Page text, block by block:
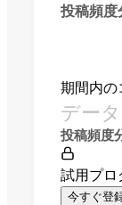
投稿頻度
期間内の
デー
投稿頻度
試用プロ
今すぐ登